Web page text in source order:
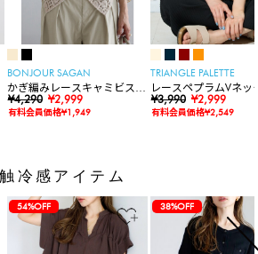
BONJOUR SAGAN
かぎ編みレースキャミビスチ
ェ
¥4,290 ¥2,999
有料会員価格¥1,949
TRIANGLE PALETTE
レースペプラムVネッ
ト
¥3,990 ¥2,999
有料会員価格¥2,549
冷感アイテム
54%OFF 38%OFF